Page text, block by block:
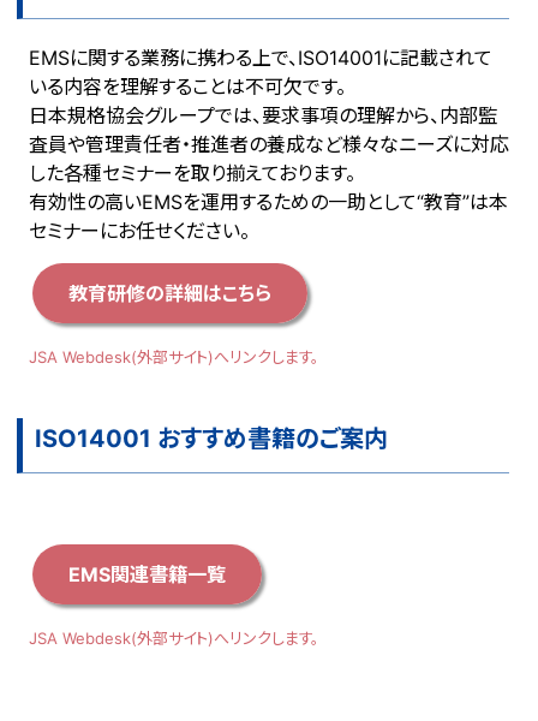
EMSに関する業務に携わる上で、ISO14001に記載されて
いる内容を理解することは不可欠です。
日本規格協会グループでは、要求事項の理解から、内部監
査員や管理責任者・推進者の養成など様々なニーズに対応
した各種セミナーを取り揃えております。
有効性の高いEMSを運用するための一助として“教育”は本
セミナーにお任せください。
教育研修の詳細はこちら
JSA Webdesk(外部サイト)へリンクします。
ISO14001 おすすめ書籍のご案内
EMS関連書籍一覧
JSA Webdesk(外部サイト)へリンクします。